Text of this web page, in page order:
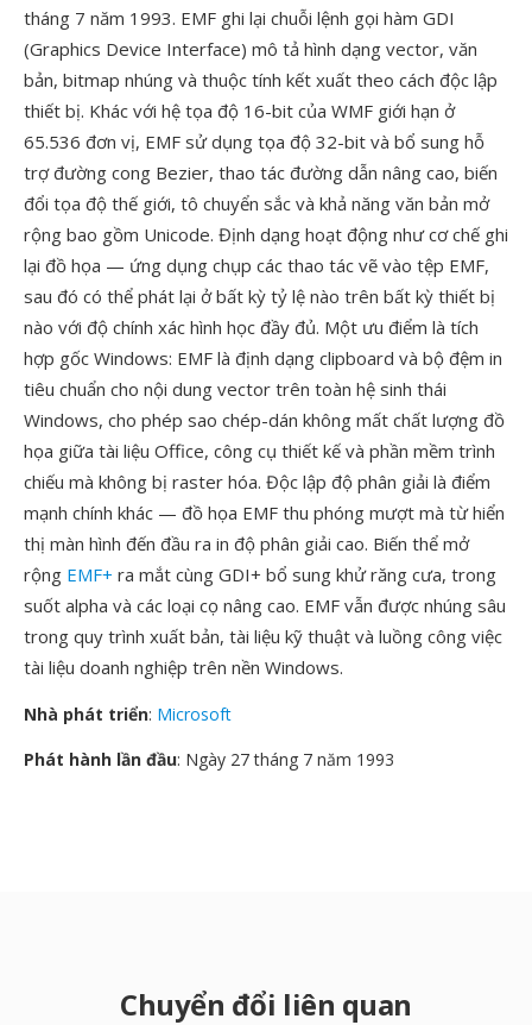
tháng 7 năm 1993. EMF ghi lại chuỗi lệnh gọi hàm GDI
(Graphics Device Interface) mô tả hình dạng vector, văn
bản, bitmap nhúng và thuộc tính kết xuất theo cách độc lập
thiết bị. Khác với hệ tọa độ 16-bit của WMF giới hạn ở
65.536 đơn vị, EMF sử dụng tọa độ 32-bit và bổ sung hỗ
trợ đường cong Bezier, thao tác đường dẫn nâng cao, biến
đổi tọa độ thế giới, tô chuyển sắc và khả năng văn bản mở
rộng bao gồm Unicode. Định dạng hoạt động như cơ chế ghi
lại đồ họa — ứng dụng chụp các thao tác vẽ vào tệp EMF,
sau đó có thể phát lại ở bất kỳ tỷ lệ nào trên bất kỳ thiết bị
nào với độ chính xác hình học đầy đủ. Một ưu điểm là tích
hợp gốc Windows: EMF là định dạng clipboard và bộ đệm in
tiêu chuẩn cho nội dung vector trên toàn hệ sinh thái
Windows, cho phép sao chép-dán không mất chất lượng đồ
họa giữa tài liệu Office, công cụ thiết kế và phần mềm trình
chiếu mà không bị raster hóa. Độc lập độ phân giải là điểm
mạnh chính khác — đồ họa EMF thu phóng mượt mà từ hiển
thị màn hình đến đầu ra in độ phân giải cao. Biến thể mở
rộng EMF+ ra mắt cùng GDI+ bổ sung khử răng cưa, trong
suốt alpha và các loại cọ nâng cao. EMF vẫn được nhúng sâu
trong quy trình xuất bản, tài liệu kỹ thuật và luồng công việc
tài liệu doanh nghiệp trên nền Windows.
Nhà phát triển: Microsoft
Phát hành lần đầu: Ngày 27 tháng 7 năm 1993
Chuyển đổi liên quan